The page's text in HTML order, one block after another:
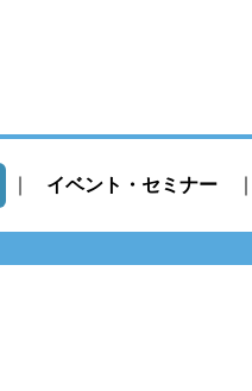
イベント・セミナー